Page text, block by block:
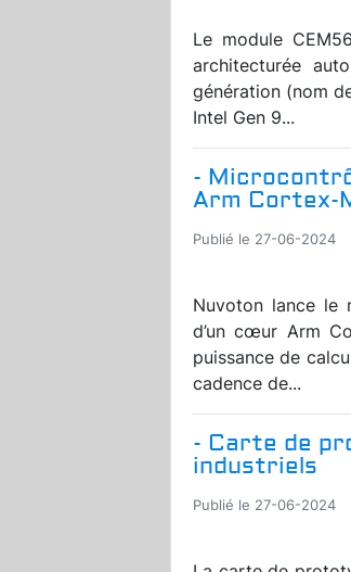
Le module
architecturée
génération (nom
Intel Gen 9...
-
Arm Cortex-
Publié le 27-06-2024
Nuvoton lance le
d’un cœur Arm
puissance de
cadence de...
- Carte de
industriels
Publié le 27-06-2024